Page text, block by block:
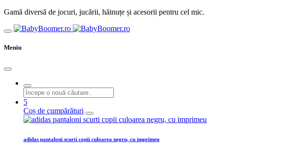
Gamă diversă de jocuri, jucării, hăinuțe și acesorii pentru cel mic.
Meniu
5
Coș de cumpărături
adidas pantaloni scurti copii culoarea negru, cu imprimeu